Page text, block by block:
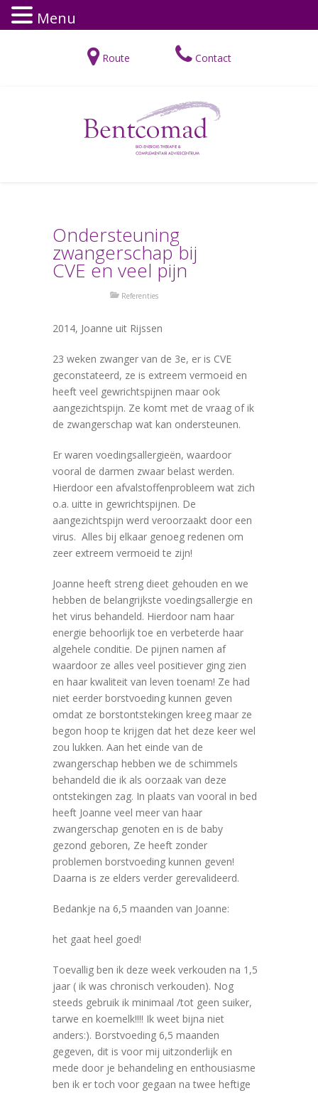
Route Contact
Ondersteuning
zwangerschap bij
CVE en veel pijn
Referenties
2014, Joanne uit Rijssen
23 weken zwanger van de 3e, er is CVE
geconstateerd, ze is extreem vermoeid en
heeft veel gewrichtspijnen maar ook
aangezichtspijn. Ze komt met de vraag of ik
de zwangerschap wat kan ondersteunen.
Er waren voedingsallergieën, waardoor
vooral de darmen zwaar belast werden.
Hierdoor een afvalstoffenprobleem wat zich
o.a. uitte in gewrichtspijnen. De
aangezichtspijn werd veroorzaakt door een
virus. Alles bij elkaar genoeg redenen om
zeer extreem vermoeid te zijn!
Joanne heeft streng dieet gehouden en we
hebben de belangrijkste voedingsallergie en
het virus behandeld. Hierdoor nam haar
energie behoorlijk toe en verbeterde haar
algehele conditie. De pijnen namen af
waardoor ze alles veel positiever ging zien
en haar kwaliteit van leven toenam! Ze had
niet eerder borstvoeding kunnen geven
omdat ze borstontstekingen kreeg maar ze
begon hoop te krijgen dat het deze keer wel
zou lukken. Aan het einde van de
zwangerschap hebben we de schimmels
behandeld die ik als oorzaak van deze
ontstekingen zag. In plaats van vooral in bed
heeft Joanne veel meer van haar
zwangerschap genoten en is de baby
gezond geboren, Ze heeft zonder
problemen borstvoeding kunnen geven!
Daarna is ze elders verder gerevalideerd.
Bedankje na 6,5 maanden van Joanne:
het gaat heel goed!
Toevallig ben ik deze week verkouden na 1,5
jaar ( ik was chronisch verkouden). Nog
steeds gebruik ik minimaal /tot geen suiker,
tarwe en koemelk!!!! Ik weet bijna niet
anders:). Borstvoeding 6,5 maanden
gegeven, dit is voor mij uitzonderlijk en
mede door je behandeling en enthousiasme
ben ik er toch voor gegaan na twee heftige
Menu